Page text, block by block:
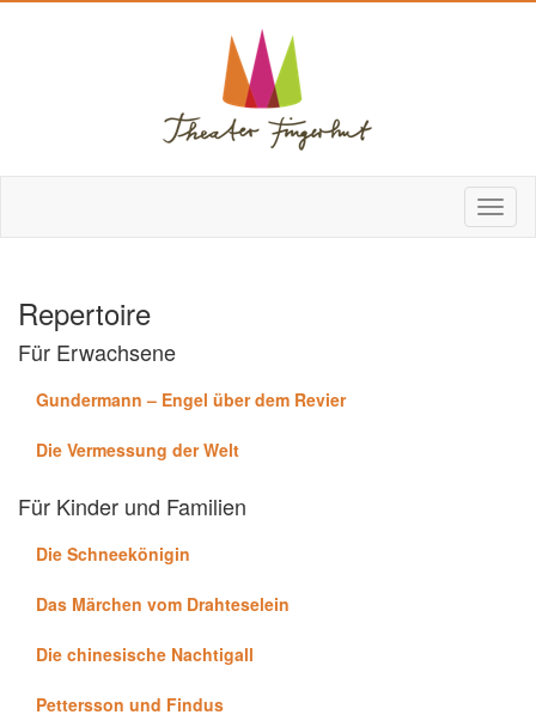
Repertoire
Für Erwachsene
Gundermann – Engel über dem Revier
Die Vermessung der Welt
Für Kinder und Familien
Die Schneekönigin
Das Märchen vom Drahteselein
Die chinesische Nachtigall
Pettersson und Findus